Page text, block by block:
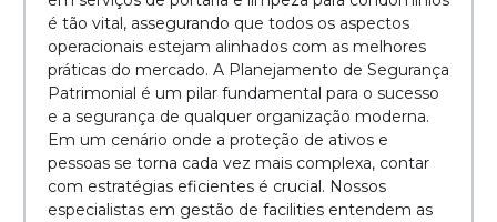
é tão vital, assegurando que todos os aspectos
operacionais estejam alinhados com as melhores
práticas do mercado. A Planejamento de Segurança
Patrimonial é um pilar fundamental para o sucesso
e a segurança de qualquer organização moderna.
Em um cenário onde a proteção de ativos e
pessoas se torna cada vez mais complexa, contar
com estratégias eficientes é crucial. Nossos
especialistas em gestão de facilities entendem as